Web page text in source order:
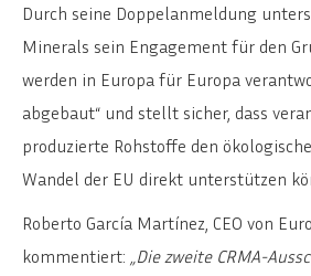
Durch seine Doppelanmeldung
Minerals sein Engagement für den
werden in Europa für Europa
abgebaut“ und stellt sicher, dass
produzierte Rohstoffe den
Wandel der EU direkt unterstützen
Roberto García Martínez, CEO von
kommentiert: „Die zweite CRMA-